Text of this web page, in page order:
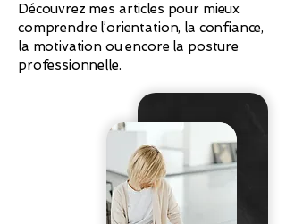
Découvrez mes articles pour mieux
comprendre l’orientation, la confiance,
la motivation ou encore la posture
professionnelle.